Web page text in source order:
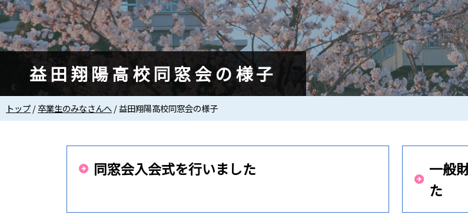
益田翔陽高校同窓会の様子
現
在
トップ/卒業生のみなさんへ/益田翔陽高校同窓会の様子
同窓会入会式を行いました
一般
た